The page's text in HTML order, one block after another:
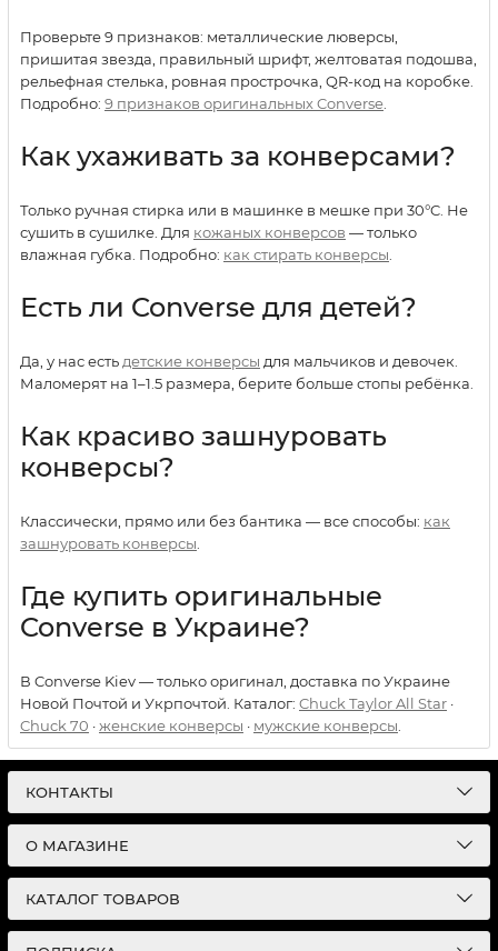
Проверьте 9 признаков: металлические люверсы,
пришитая звезда, правильный шрифт, желтоватая подошва,
рельефная стелька, ровная прострочка, QR-код на коробке.
Подробно: 9 признаков оригинальных Converse
Как ухаживать за конверсами?
Только ручная стирка или в машинке в мешке при 30°C. Не
сушить в сушилке. Для кожаных конверсов — только
влажная губка. Подробно: как стирать конверсы
Есть ли Converse для детей?
Да, у нас есть детские конверсы для мальчиков и девочек.
Маломерят на 1–1.5 размера, берите больше стопы ребёнка.
Как красиво зашнуровать
конверсы?
Классически, прямо или без бантика — все способы: как
зашнуровать конверсы
Где купить оригинальные
Converse в Украине?
В Converse Kiev — только оригинал, доставка по Украине
Новой Почтой и Укрпочтой. Каталог: Chuck Taylor All Star ·
Chuck 70 ·женские конверсы · мужские конверсы
КОНТАКТЫ
О МАГАЗИНЕ
КАТАЛОГ ТОВАРОВ